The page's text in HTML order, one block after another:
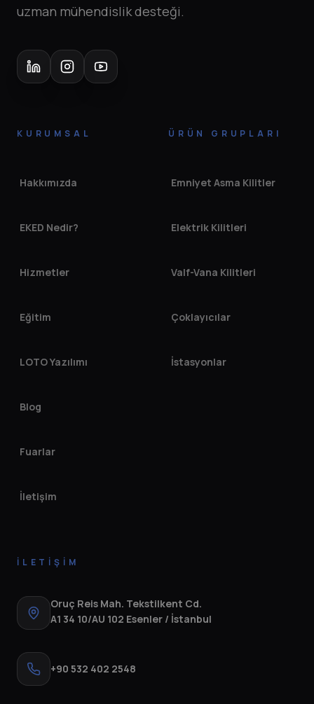
uzman mühendislik desteği.
KURUMSAL
Hakkımızda
EKED Nedir?
Hizmetler
Eğitim
LOTO Yazılımı
Blog
Fuarlar
İletişim
ÜRÜN GRUPLARI
Emniyet Asma Kilitler
Elektrik Kilitleri
Valf-Vana Kilitleri
Çoklayıcılar
İstasyonlar
İLETIŞIM
Oruç Reis Mah. Tekstilkent Cd.
A1 34 10/AU 102 Esenler / İstanbul
+90 532 402 2548